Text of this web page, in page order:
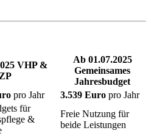
VHP &
Ab 01.07.2025
Gemeinsames
Jahresbudget
pro Jahr 3.539 Euro pro Jahr
für
&
Freie Nutzung für
beide Leistungen